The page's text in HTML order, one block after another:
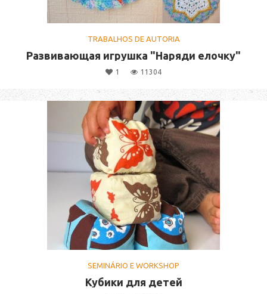
TRABALHOS DE AUTORIA
Развивающая игрушка "Наряди елочку"
1 11304
SEMINÁRIO E WORKSHOP
Кубики для детей